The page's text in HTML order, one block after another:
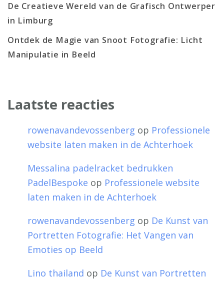
De Creatieve Wereld van de Grafisch Ontwerper
in Limburg
Ontdek de Magie van Snoot Fotografie: Licht
Manipulatie in Beeld
Laatste reacties
rowenavandevossenberg op Professionele
website laten maken in de Achterhoek
Messalina padelracket bedrukken
PadelBespoke op Professionele website
laten maken in de Achterhoek
rowenavandevossenberg op De Kunst van
Portretten Fotografie: Het Vangen van
Emoties op Beeld
Lino thailand op De Kunst van Portretten